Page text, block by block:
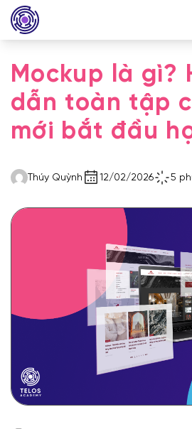
Mockup là gì?
dẫn toàn tập
mới bắt đầu
Thúy Quỳnh 12/02/2026 5